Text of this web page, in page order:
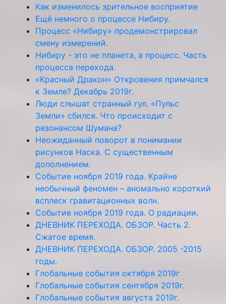
Как изменилось зрительное восприятие
Ещё немного о процессе Нибиру.
Процесс «Нибиру» продемонстрировал
смену измерений.
Нибиру - это не планета, а процесс. Часть
процесса перехода.
«Красный Дракон» Откровения примчался
к Земле? Декабрь 2019г.
Люди слышат странный гул. «Пульс
Земли» сбился. Что происходит с
резонансом Шумана?
Неожиданный поворот в понимании
рисунков Наска. С существенным
дополнением.
Событие ноября 2019 года. Крайне
необычный феномен – аномально короткий
всплеск гравитационных волн.
Событие ноября 2019 года. О радиации.
ДНЕВНИК ПЕРЕХОДА. ОБЗОР. Часть 2.
Сжатое время.
ДНЕВНИК ПЕРЕХОДА. ОБЗОР. 2005 -2015
годы.
Глобальные события октября 2019г
Глобальные события сентября 2019г.
Глобальные события августа 2019г.